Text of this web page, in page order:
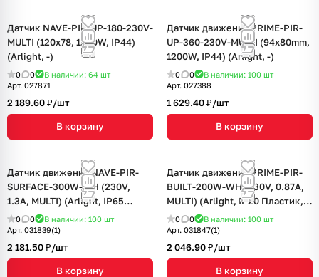
Датчик NAVE-PIR-UP-180-230V-
MULTI (120x78, 1200W, IP44)
(Arlight, -)
0 0 В наличии: 64 шт
Арт. 027871
2 189.60 ₽/шт
В корзину
Датчик движения PRIME-PIR-
UP-360-230V-MULTI (94x80mm,
1200W, IP44) (Arlight, -)
0 0 В наличии: 100 шт
Арт. 027388
1 629.40 ₽/шт
В корзину
Датчик движения NAVE-PIR-
SURFACE-300W-WH (230V,
1.3A, MULTI) (Arlight, IP65
Пластик, 5 лет)
0 0 В наличии: 100 шт
Арт. 031839(1)
2 181.50 ₽/шт
В корзину
Датчик движения PRIME-PIR-
BUILT-200W-WH (230V, 0.87A,
MULTI) (Arlight, IP20 Пластик, 5
лет)
0 0 В наличии: 100 шт
Арт. 031847(1)
2 046.90 ₽/шт
В корзину